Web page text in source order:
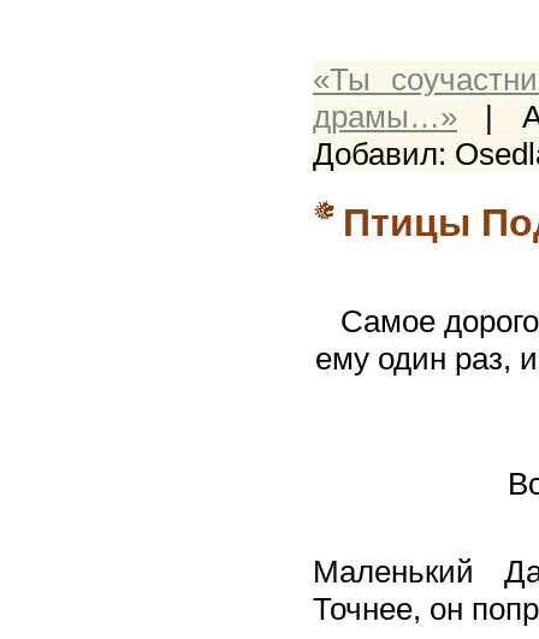
«Ты
драмы…» |
Добавил:
Птицы
Самое
ему один раз,
Маленький
Точнее, он